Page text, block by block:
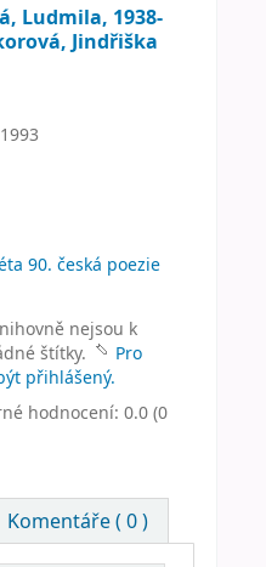
Ludmila, 1938-
Jindřiška
1993
90. česká poezie
nejsou k
štítky.
Pro
přihlášený.
hodnocení: 0.0 (0
Komentáře ( 0 )